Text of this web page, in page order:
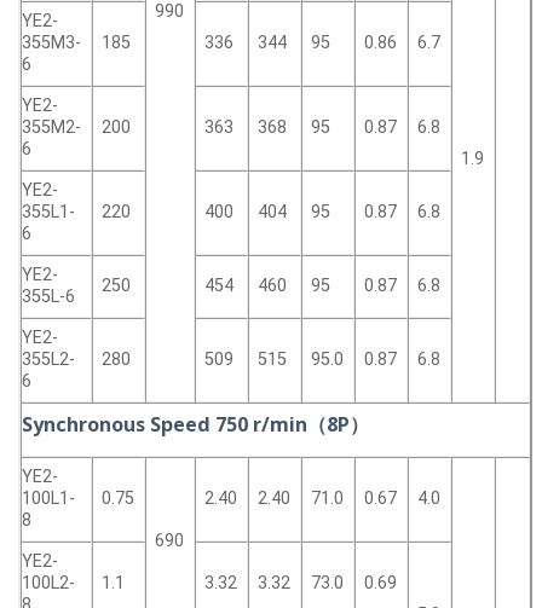
990
1.9
YE2-
355M3-
6
185 336 344 95 0.86 6.7
YE2-
355M2-
6
200 363 368 95 0.87 6.8
YE2-
355L1-
6
220 400 404 95 0.87 6.8
YE2-
355L-6
250 454 460 95 0.87 6.8
YE2-
355L2-
6
280 509 515 95.0 0.87 6.8
Synchronous Speed 750 r/min（8P）
YE2-
100L1-
8
0.75
690
2.40 2.40 71.0 0.67 4.0
YE2-
100L2-
1.1 3.32 3.32 73.0
0.69